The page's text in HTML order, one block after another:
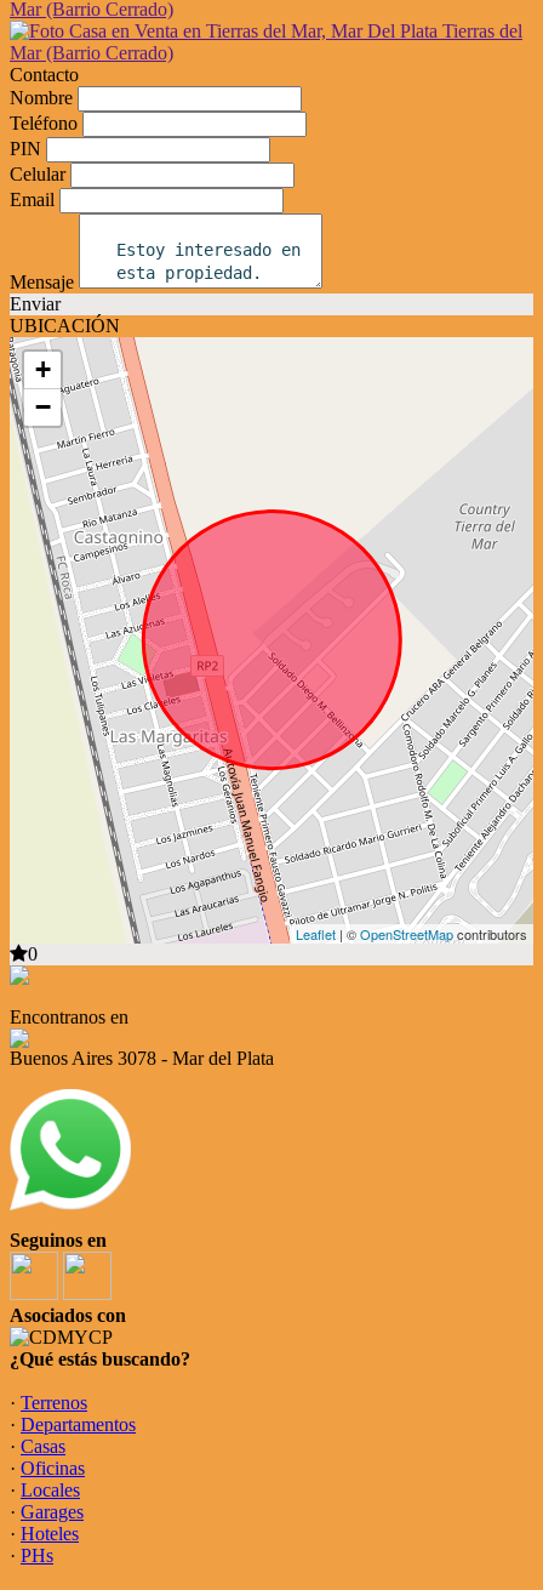
Contacto
Nombre
Teléfono
PIN
Celular
Email
Mensaje
Enviar
UBICACIÓN
+
−
Leaflet | ©OpenStreetMapcontributors
0
Encontranos en
Buenos Aires 3078 - Mar del Plata
Seguinos en
Asociados con
¿Qué estás buscando?
· Terrenos
· Departamentos
· Casas
· Oficinas
· Locales
· Garages
· Hoteles
· PHs